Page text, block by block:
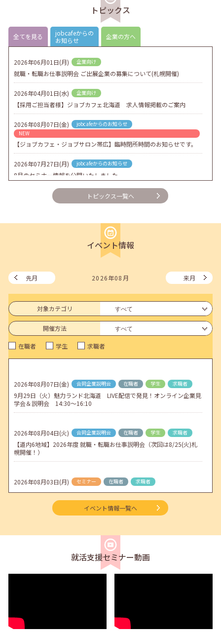
トピックス
全てを見る
jobcafeからの
お知らせ
企業の方へ
2026年06月01日(月) 企業向け
就職・転職お仕事説明会 ご出展企業の募集について(札幌開催)
2026年04月01日(水) 企業向け
【採用ご担当者様】ジョブカフェ北海道 求人情報掲載のご案内
2026年08月07日(金)
jobcafeからのお知らせ
NEW
【ジョブカフェ・ジョブサロン帯広】臨時閉所時間のお知らせです。
2026年07月27日(月) jobcafeからのお知らせ
8月のセミナー情報を公開いたしました。
2026年07月01日(水) 企業向け
企業様向けセミナー「現場を巻き込む！人事のための『越境人材育
jobcafeからのお知らせ
7月のセミナー情報を公開いたしました。
メールカウンセリング、就職決定報告フォーム復旧いたしました。
2026年05月25日(月) jobcafeからのお知らせ
6月のセミナー情報を公開いたしました。
2026年05月01日(金) jobcafeからのお知らせ
連休前後（ゴールデンウィーク）のメールキャリア・アドバイス対応
についてのお知らせ
2026年04月02日(木) jobcafeからのお知らせ
ゴールデンウィーク期間中のご利用について
トピックス一覧へ
イベント情報
先月 2026年08月 来月
対象カテゴリ
開催方法
在職者 学生 求職者
2026年08月07日(金) 合同企業説明会 在職者 学生 求職者
9月29日（火）魅力ランド北海道 LIVE配信で発見！オンライン企業見
学会＆説明会 14:30～16:10
2026年08月04日(火) 合同企業説明会 在職者 学生 求職者
【道内6地域】2026年度 就職・転職お仕事説明会（次回は8/25(火)札
幌開催！）
2026年08月03日(月) セミナー 在職者 求職者
【函館・対面】9月4日（金）【未経験可】求人のリアルを知る人事担
当者へのインタビューセミナー 12:50～13:20
【北見・対面】9月16日（水）【未経験可】求人のリアルを知る人事担
当者へのインタビューセミナー 12:40～13:20
2026年08月01日(土) セミナー 在職者 学生 求職者
イベント情報一覧へ
就活支援セミナー動画